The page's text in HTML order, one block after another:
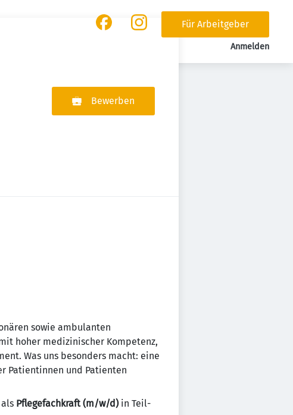
Für Arbeitgeber
Anmelden
Bewerben
sowie ambulanten
hoher medizinischer Kompetenz,
Was uns besonders macht: eine
Patientinnen und Patienten
als Pflegefachkraft (m/w/d) in Teil-